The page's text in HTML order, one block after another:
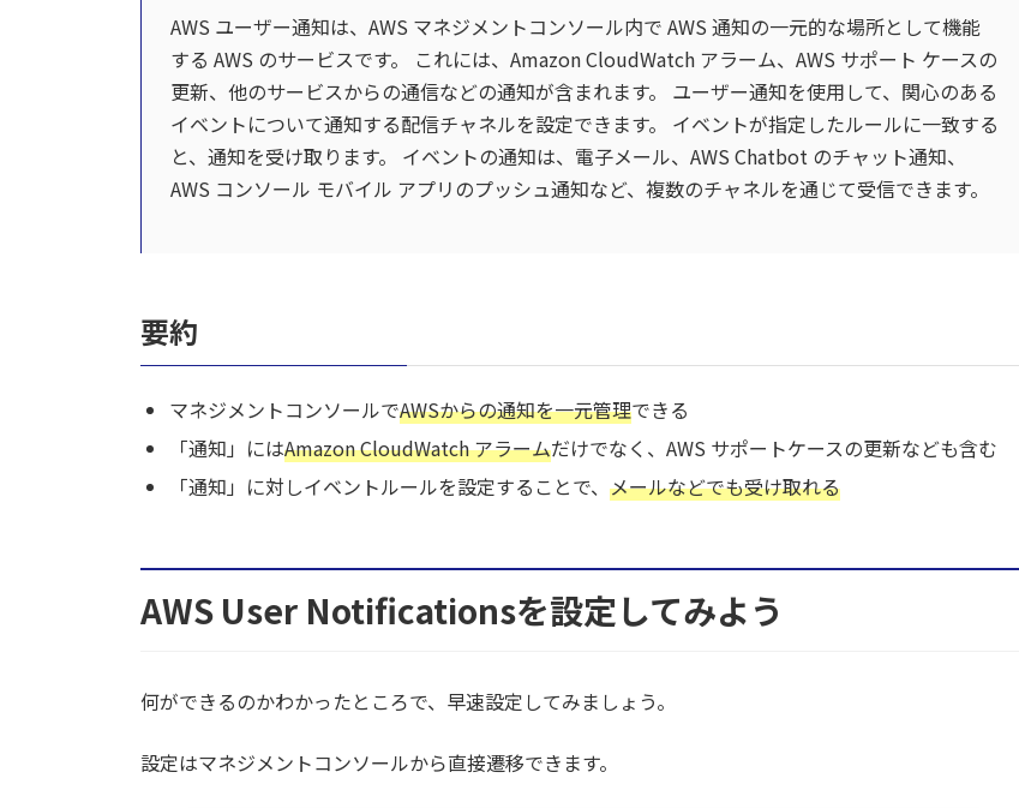
2.3.イベントルール作成
2.3.1.AWSサービスの名前
2.3.2. イベントタイプ
2.3.5.高度なフィルター
2.4.1.Eメール
2.4.3. AWS コンソールモバイルアプリ
AWS ユーザー通知は、AWS マネジメントコンソール内で AWS 通知の一元的な場所として機能
する AWS のサービスです。 これには、Amazon CloudWatch アラーム、AWS サポート ケースの
更新、他のサービスからの通信などの通知が含まれます。 ユーザー通知を使用して、関心のある
イベントについて通知する配信チャネルを設定できます。 イベントが指定したルールに一致する
と、通知を受け取ります。 イベントの通知は、電子メール、AWS Chatbot のチャット通知、
AWS コンソール モバイル アプリのプッシュ通知など、複数のチャネルを通じて受信できます。
要約
マネジメントコンソールでAWSからの通知を一元管理できる
「通知」にはAmazon CloudWatch アラームだけでなく、AWS サポートケースの更新なども含む
「通知」に対しイベントルールを設定することで、 メールなどでも受け取れる
AWS User Notificationsを設定してみよう
何ができるのかわかったところで、早速設定してみましょう。
設定はマネジメントコンソールから直接遷移できます。